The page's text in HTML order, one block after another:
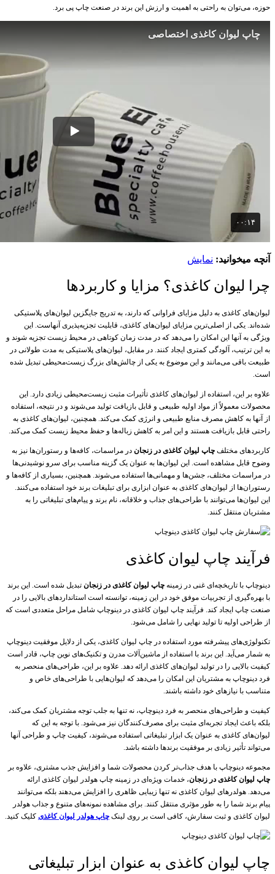
حوزه، می‌توان به راحتی به اهمیت و ارزش این برند در صنعت چاپ پی برد.
آنچه میخوانید: نمایش
چرا لیوان کاغذی؟ مزایا و کاربردها
لیوان‌های کاغذی به دلیل مزایای فراوانی که دارند، به تدریج جایگزین لیوان‌های پلاستیکی
شده‌اند. یکی از اصلی‌ترین مزایای لیوان‌های کاغذی، قابلیت تجزیه‌پذیری آنهاست. این
ویژگی به آنها این امکان را می‌دهد که در مدت زمان کوتاهی در محیط زیست تجزیه شوند و
به این ترتیب، آلودگی کمتری ایجاد کنند. در مقابل، لیوان‌های پلاستیکی به مدت طولانی در
طبیعت باقی می‌مانند و این موضوع به یکی از چالش‌های بزرگ زیست‌محیطی تبدیل شده
است.
علاوه بر این، استفاده از لیوان‌های کاغذی تأثیرات مثبت زیست‌محیطی زیادی دارد. این
محصولات معمولاً از مواد اولیه طبیعی و قابل بازیافت تولید می‌شوند و در نتیجه، استفاده
از آنها به کاهش مصرف منابع طبیعی و انرژی کمک می‌کند. همچنین، لیوان‌های کاغذی به
راحتی قابل بازیافت هستند و این امر به کاهش زباله‌ها و حفظ محیط زیست کمک می‌کند.
کاربردهای مختلف چاپ لیوان کاغذی در زنجان در مراسمات، کافه‌ها و رستوران‌ها نیز به
وضوح قابل مشاهده است. این لیوان‌ها به عنوان یک گزینه مناسب برای سرو نوشیدنی‌ها
در مراسمات مختلف، جشن‌ها و مهمانی‌ها استفاده می‌شوند. همچنین، بسیاری از کافه‌ها و
رستوران‌ها از لیوان‌های کاغذی به عنوان ابزاری برای تبلیغات برند خود استفاده می‌کنند.
این لیوان‌ها می‌توانند با طراحی‌های جذاب و خلاقانه، نام برند و پیام‌های تبلیغاتی را به
مشتریان منتقل کنند.
فرآیند چاپ لیوان کاغذی
دینوچاپ با تاریخچه‌ای غنی در زمینه چاپ لیوان کاغذی در زنجان تبدیل شده است. این برند
با بهره‌گیری از تجربیات موفق خود در این زمینه، توانسته است استانداردهای بالایی را در
صنعت چاپ ایجاد کند. فرآیند چاپ لیوان کاغذی در دینوچاپ شامل مراحل متعددی است که
از طراحی اولیه تا تولید نهایی را شامل می‌شود.
تکنولوژی‌های پیشرفته مورد استفاده در چاپ لیوان کاغذی، یکی از دلایل موفقیت دینوچاپ
به شمار می‌آید. این برند با استفاده از ماشین‌آلات مدرن و تکنیک‌های نوین چاپ، قادر است
کیفیت بالایی را در تولید لیوان‌های کاغذی ارائه دهد. علاوه بر این، طراحی‌های منحصر به
فرد دینوچاپ به مشتریان این امکان را می‌دهد که لیوان‌هایی با طراحی‌های خاص و
متناسب با نیازهای خود داشته باشند.
کیفیت و طراحی‌های منحصر به فرد دینوچاپ، نه تنها به جلب توجه مشتریان کمک می‌کند،
بلکه باعث ایجاد تجربه‌ای مثبت برای مصرف‌کنندگان نیز می‌شود. با توجه به این که
لیوان‌های کاغذی به عنوان یک ابزار تبلیغاتی استفاده می‌شوند، کیفیت چاپ و طراحی آنها
می‌تواند تأثیر زیادی بر موفقیت برندها داشته باشد.
مجموعه دینوچاپ با هدف جذاب‌تر کردن محصولات شما و افزایش جذب مشتری، علاوه بر
چاپ لیوان کاغذی در زنجان، خدمات ویژه‌ای در زمینه چاپ هولدر لیوان کاغذی ارائه
می‌دهد. هولدرهای لیوان کاغذی نه تنها زیبایی ظاهری را افزایش می‌دهند بلکه می‌توانند
پیام برند شما را به طور مؤثری منتقل کنند. برای مشاهده نمونه‌های متنوع و جذاب هولدر
لیوان کاغذی و ثبت سفارش، کافی است بر روی لینک چاپ هولدر لیوان کاغذی کلیک کنید.
چاپ لیوان کاغذی به عنوان ابزار تبلیغاتی